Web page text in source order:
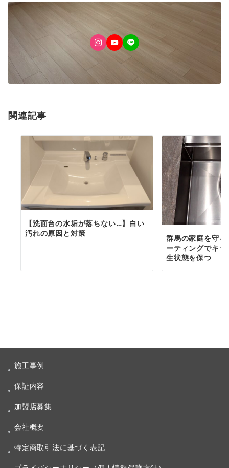
関連記事
【洗面台の水垢が落ちない…】白い
汚れの原因と対策
群馬の家庭を守
ーティングでキ
生状態を保つ
施工事例
保証内容
加盟店募集
会社概要
特定商取引法に基づく表記